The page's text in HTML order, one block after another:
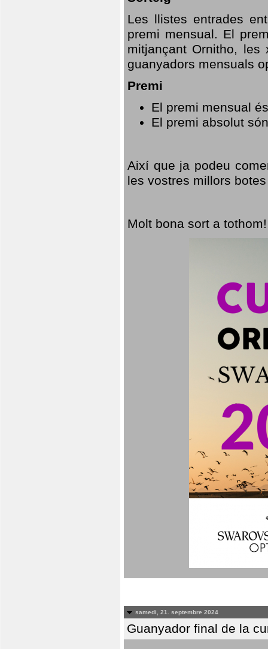
Les llistes entrades
premi mensual. El
mitjançant Ornitho,
guanyadors mensuals
Premi
El premi mensual
El premi absolut
Així que ja podeu
les vostres millors
Molt bona sort a tothom!
samedi, 21. septembre 2024
Guanyador final de la